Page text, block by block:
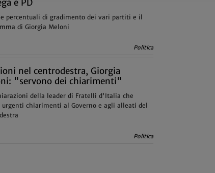
e PD
percentuali di gradimento dei vari partiti e il
di Giorgia Meloni
Politica
nel centrodestra, Giorgia
"servono dei chiarimenti"
della leader di Fratelli d'Italia che
urgenti chiarimenti al Governo e agli alleati del
Politica